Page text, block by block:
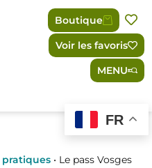
Boutique
Voir les favoris
MENU
FR
pratiques • Le pass Vosges